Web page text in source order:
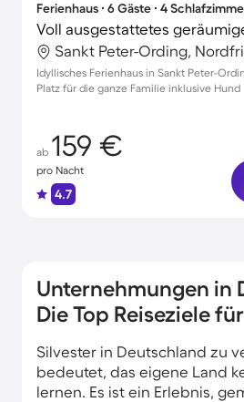
Ferienhaus ∙ 6 Gäste ∙ 4
Idyllisches Ferienhaus in Sankt Peter-
Platz für die ganze Familie inklusive Hund
ab 159 €
pro Nacht
4.7
Unternehmungen in
Die Top Reiseziele
Silvester in Deutschland zu
bedeutet, das eigene Land
lernen. Es ist ein Erlebnis,